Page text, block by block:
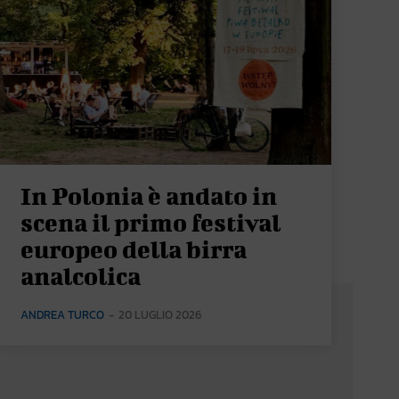
In Polonia è andato in
scena il primo festival
europeo della birra
analcolica
ANDREA TURCO - 20 LUGLIO 2026